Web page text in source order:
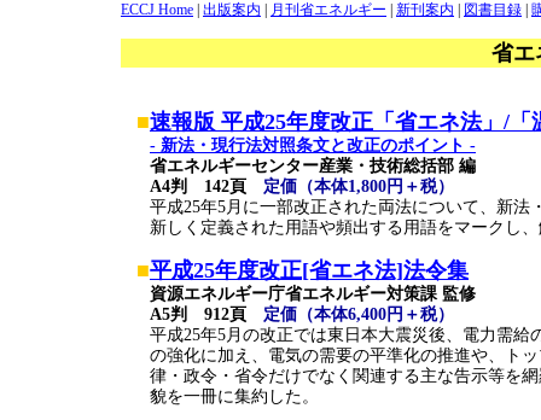
ECCJ Home 出版案内 月刊省エネルギー 新刊案内 図書目録
省エ
■速報版 平成25年度改正「省エネ法」/「
- 新法・現行法対照条文と改正のポイント -
省エネルギーセンター産業・技術総括部 編
A4判 142頁 定価（本体1,800円＋税）
平成25年5月に一部改正された両法について、新
新しく定義された用語や頻出する用語をマークし
■平成25年度改正[省エネ法]法令集
資源エネルギー庁省エネルギー対策課 監修
A5判 912頁 定価（本体6,400円＋税）
平成25年5月の改正では東日本大震災後、電力需
の強化に加え、電気の需要の平準化の推進や、ト
律・政令・省令だけでなく関連する主な告示等を
貌を一冊に集約した。